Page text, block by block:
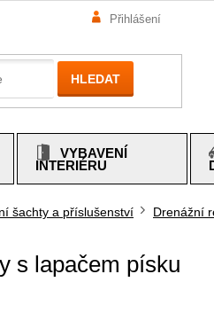
Přihlášení
HLEDAT
VYBAVENÍ
INTERIÉRU
šachty a příslušenství Drenážní
s lapačem písku